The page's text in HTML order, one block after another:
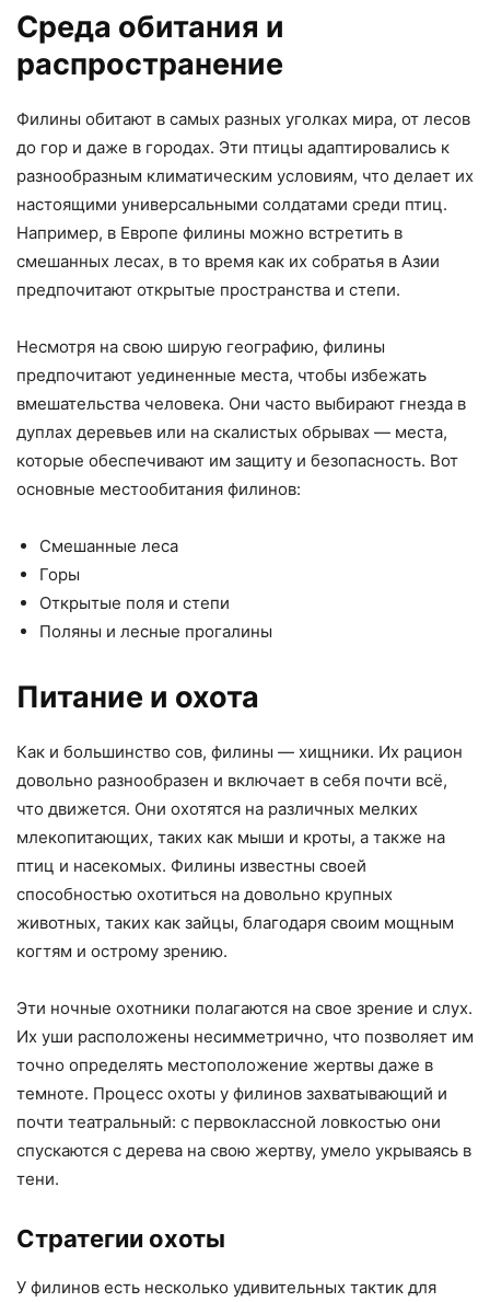
Среда обитания и
распространение
Филины обитают в самых разных уголках мира, от лесов
до гор и даже в городах. Эти птицы адаптировались к
разнообразным климатическим условиям, что делает их
настоящими универсальными солдатами среди птиц.
Например, в Европе филины можно встретить в
смешанных лесах, в то время как их собратья в Азии
предпочитают открытые пространства и степи.
Несмотря на свою ширую географию, филины
предпочитают уединенные места, чтобы избежать
вмешательства человека. Они часто выбирают гнезда в
дуплах деревьев или на скалистых обрывах — места,
которые обеспечивают им защиту и безопасность. Вот
основные местообитания филинов:
Смешанные леса
Горы
Открытые поля и степи
Поляны и лесные прогалины
Питание и охота
Как и большинство сов, филины — хищники. Их рацион
довольно разнообразен и включает в себя почти всё,
что движется. Они охотятся на различных мелких
млекопитающих, таких как мыши и кроты, а также на
птиц и насекомых. Филины известны своей
способностью охотиться на довольно крупных
животных, таких как зайцы, благодаря своим мощным
когтям и острому зрению.
Эти ночные охотники полагаются на свое зрение и слух.
Их уши расположены несимметрично, что позволяет им
точно определять местоположение жертвы даже в
темноте. Процесс охоты у филинов захватывающий и
почти театральный: с первоклассной ловкостью они
спускаются с дерева на свою жертву, умело укрываясь в
тени.
Стратегии охоты
У филинов есть несколько удивительных тактик для